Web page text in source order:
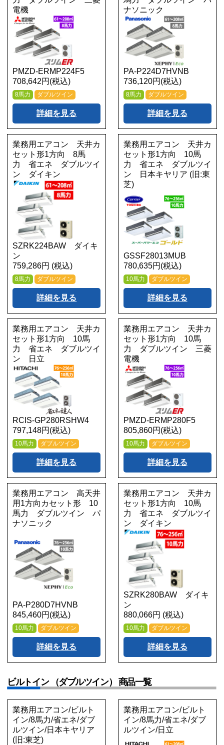
電機
PMZD-ERMP224F5
708,642円(税込)
8馬力 ダブルツイン
詳細を見る
ナソニック
PA-P224D7HVNB
736,120円(税込)
8馬力 ダブルツイン
詳細を見る
業務用エアコン 天井カ
セット形1方向 8馬
力 省エネ ダブルツイ
ン ダイキン
SZRK224BAW ダイキ
ン
759,286円 (税込)
8馬力 ダブルツイン
詳細を見る
業務用エアコン 天井カ
セット形1方向 10馬
力 省エネ ダブルツイ
ン 日本キヤリア (旧:東
芝)
GSSF28013MUB
780,635円(税込)
10馬力 ダブルツイン
詳細を見る
業務用エアコン 天井カ
セット形1方向 10馬
力 省エネ ダブルツイ
ン 日立
RCIS-GP280RSHW4
797,148円(税込)
10馬力 ダブルツイン
詳細を見る
業務用エアコン 天井カ
セット形1方向 10馬
力 ダブルツイン 三菱
電機
PMZD-ERMP280F5
805,860円(税込)
10馬力 ダブルツイン
詳細を見る
業務用エアコン 高天井
用1方向カセット形 10
馬力 ダブルツイン パ
ナソニック
PA-P280D7HVNB
845,460円(税込)
10馬力 ダブルツイン
詳細を見る
業務用エアコン 天井カ
セット形1方向 10馬
力 省エネ ダブルツイ
ン ダイキン
SZRK280BAW ダイキ
ン
880,066円 (税込)
10馬力 ダブルツイン
詳細を見る
ビルトイン （ダブルツイン） 商品一覧
業務用エアコン/ビルト
イン/8馬力/省エネ/ダブ
ルツイン/日本キヤリア
(旧:東芝)
業務用エアコン/ビルト
イン/8馬力/省エネ/ダブ
ルツイン/日立